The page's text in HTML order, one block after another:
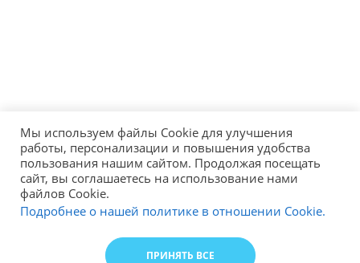
Мы используем файлы Cookie для улучшения
работы, персонализации и повышения удобства
пользования нашим сайтом. Продолжая посещать
сайт, вы соглашаетесь на использование нами
файлов Cookie.
Подробнее о нашей политике в отношении Cookie.
ПРИНЯТЬ ВСЕ